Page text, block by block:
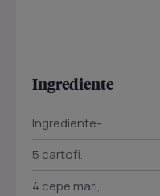
Ingrediente
Ingrediente-
5 cartofi.
4 cepe mari,